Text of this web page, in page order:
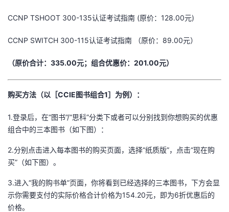
CCNP TSHOOT 300-135认证考试指南 (原价：128.00元)
CCNP SWITCH 300-115认证考试指南 （原价：89.00元）
（原价合计：335.00元；组合优惠价：201.00元）
购买方法（以［CCIE图书组合1］为例）：
1.登录后，在“图书”/“思科”分类下或者可以分别找到你想购买的优惠
组合中的三本图书（如下图）：
2.分别点击进入每本图书的购买页面，选择“纸质版”，点击“现在购
买”（如下图）。
3.进入“我的购书单”页面，你将看到已经选择的三本图书，下方会显
示你需要支付的实际价格合计价格为154.20元，即为6折优惠后的
价格。